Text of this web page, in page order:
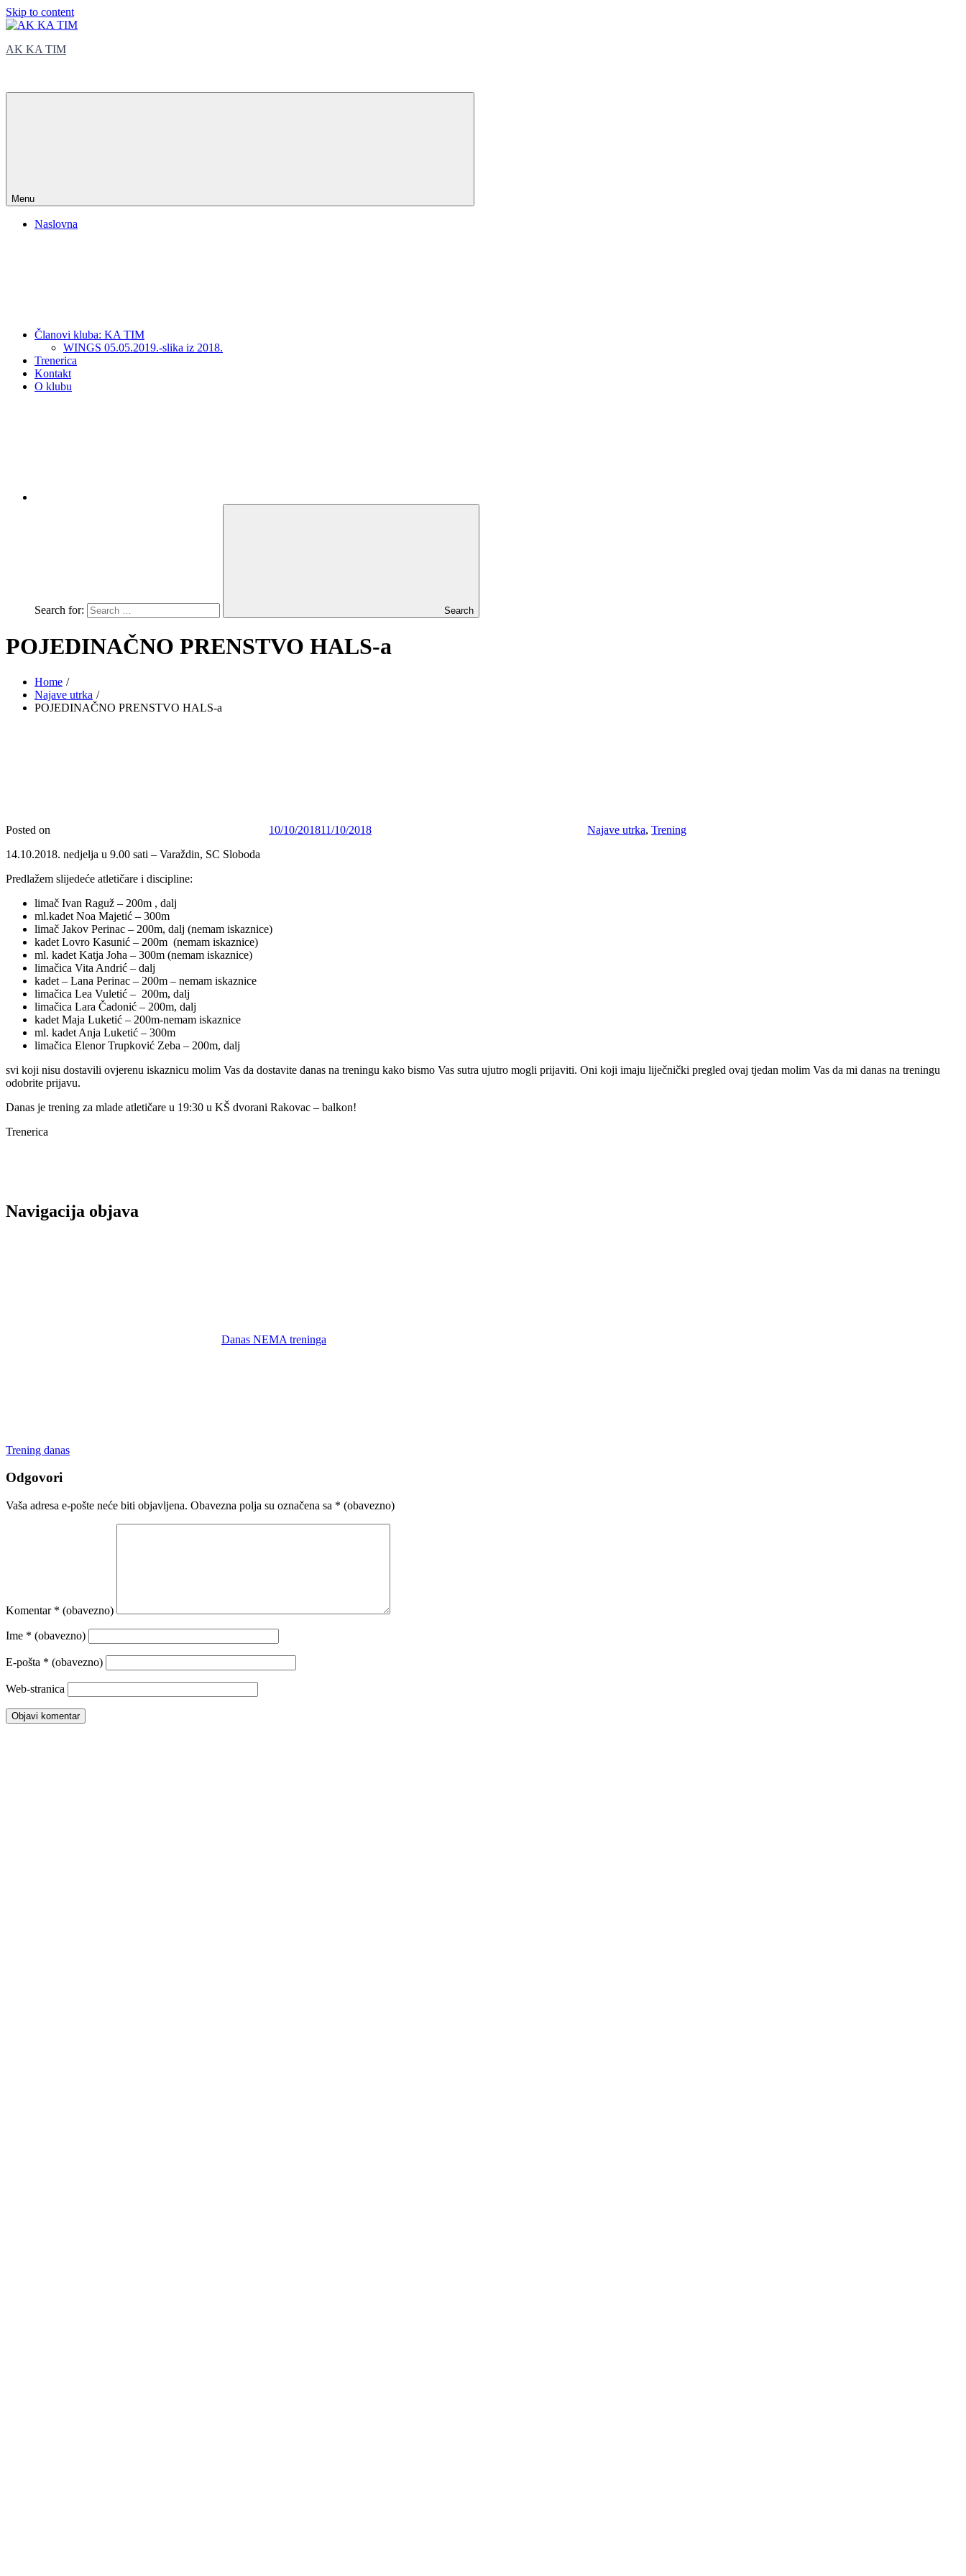
Skip to content
AK KA TIM
Menu
Naslovna
Članovi kluba: KA TIM
WINGS 05.05.2019.-slika iz 2018.
Trenerica
Kontakt
O klubu
Search for: Search
POJEDINAČNO PRENSTVO HALS-a
Home
Najave utrka
POJEDINAČNO PRENSTVO HALS-a
Posted on 10/10/201811/10/2018 Najave utrka, Trening
14.10.2018. nedjelja u 9.00 sati – Varaždin, SC Sloboda
Predlažem slijedeće atletičare i discipline:
limač Ivan Raguž – 200m , dalj
ml.kadet Noa Majetić – 300m
limač Jakov Perinac – 200m, dalj (nemam iskaznice)
kadet Lovro Kasunić – 200m (nemam iskaznice)
ml. kadet Katja Joha – 300m (nemam iskaznice)
limačica Vita Andrić – dalj
kadet – Lana Perinac – 200m – nemam iskaznice
limačica Lea Vuletić – 200m, dalj
limačica Lara Čadonić – 200m, dalj
kadet Maja Luketić – 200m-nemam iskaznice
ml. kadet Anja Luketić – 300m
limačica Elenor Trupković Zeba – 200m, dalj
svi koji nisu dostavili ovjerenu iskaznicu molim Vas da dostavite danas na treningu kako bismo Vas sutra ujutro mogli prijaviti. Oni koji imaju liječnički pregled ovaj tjedan molim Vas da mi danas na treningu
odobrite prijavu.
Danas je trening za mlade atletičare u 19:30 u KŠ dvorani Rakovac – balkon!
Trenerica
Navigacija objava
Danas NEMA treninga
Trening danas
Odgovori
Vaša adresa e-pošte neće biti objavljena. Obavezna polja su označena sa * (obavezno)
Komentar * (obavezno)
Ime * (obavezno)
E-pošta * (obavezno)
Web-stranica